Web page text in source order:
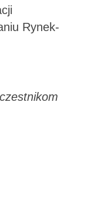
Rynek-